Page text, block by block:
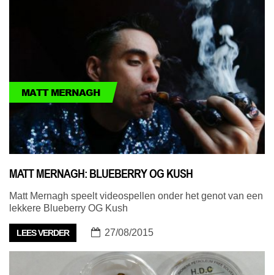
MATT MERNAGH
MATT MERNAGH: BLUEBERRY OG KUSH
Matt Mernagh speelt videospellen onder het genot van een
lekkere Blueberry OG Kush
LEES VERDER 27/08/2015